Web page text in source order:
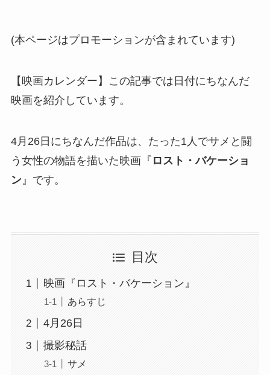
(本ページはプロモーションが含まれています)
【映画カレンダー】この記事では日付にちなんだ
映画を紹介しています。
4月26日にちなんだ作品は、たった1人でサメと闘
う女性の物語を描いた映画『 ロスト・バケーショ
ン』です。
目次
映画『ロスト・バケーション』
あらすじ
4月26日
撮影秘話
サメ